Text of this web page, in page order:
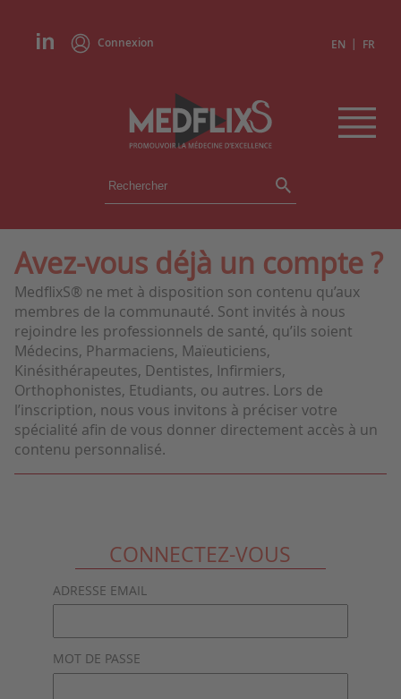
Connexion EN | FR
ÉVÉNEMENTS
INSTITUTIONS
ACADÉMIES
EXPERTS
REVUES DE PRESSE
CONGRÈS EN RÉSUMÉ
Avez-vous déjà un compte ?
MedflixS® ne met à disposition son contenu qu’aux
membres de la communauté. Sont invités à nous
rejoindre les professionnels de santé, qu’ils soient
Médecins, Pharmaciens, Maïeuticiens,
Kinésithérapeutes, Dentistes, Infirmiers,
Orthophonistes, Etudiants, ou autres. Lors de
l’inscription, nous vous invitons à préciser votre
spécialité afin de vous donner directement accès à un
contenu personnalisé.
CONNECTEZ-VOUS
ADRESSE EMAIL
MOT DE PASSE